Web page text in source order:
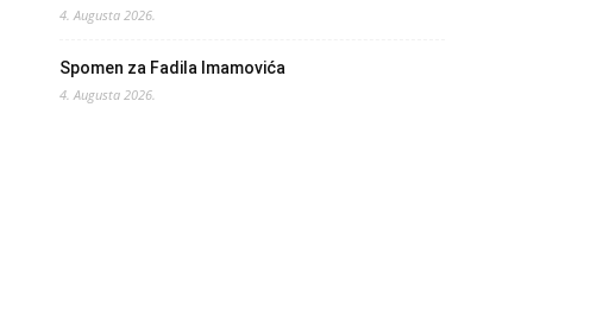
4. Augusta 2026.
Spomen za Fadila Imamovića
4. Augusta 2026.